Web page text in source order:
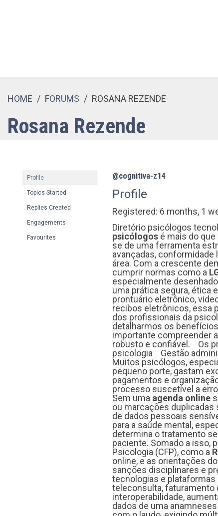
HOME FORUMS ROSANA REZENDE
Rosana Rezende
Profile
Topics Started
Replies Created
Engagements
Favourites
@cognitiva-z14
Profile
Registered: 6 months, 1
Diretório psicólogos
psicólogos é mais do
se de uma ferramenta
avançadas,
área. Com a crescente
cumprir normas como a
especialmente
uma prática segura, ética
prontuário eletrônico,
recibos eletrônicos, essa
dos profissionais da
detalharmos os
importante compreender
robusto e confiável. Os
psicologia Gestão
Muitos psicólogos,
pequeno porte, gastam
pagamentos e
processo suscetível a
Sem uma agenda online
ou marcações
de dados pessoais
para a saúde mental,
determina o tratamento
paciente. Somado a isso,
Psicologia (CFP), como a
online, e as orientações
sanções disciplinares e
tecnologias e
teleconsulta, faturamento
interoperabilidade,
dados de uma